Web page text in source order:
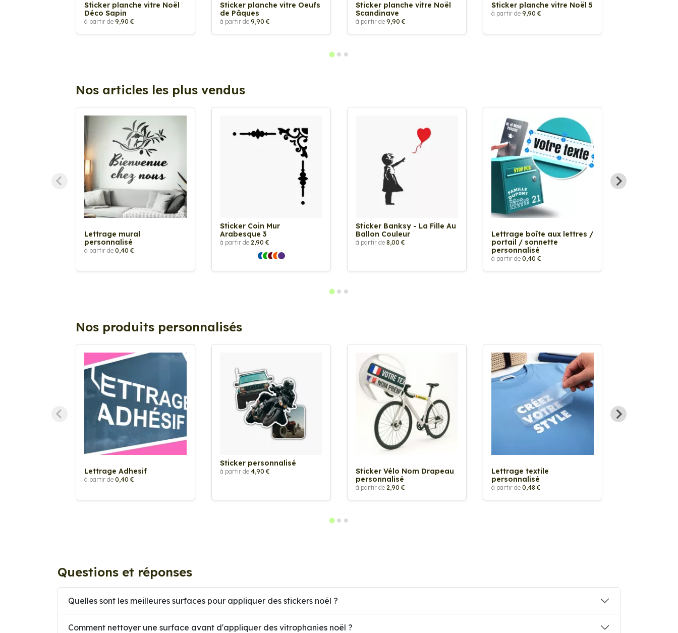
Sticker planche vitre Noël
Déco Sapin
à partir de 9,90 €
Sticker planche vitre Oeufs
de Pâques
à partir de 9,90 €
Sticker planche vitre Noël
Scandinave
à partir de 9,90 €
Sticker planche vitre Noël 5
à partir de 9,90 €
Nos articles les plus vendus
Lettrage mural
personnalisé
à partir de 0,40 €
Sticker Coin Mur
Arabesque 3
à partir de 2,90 €
Sticker Banksy - La Fille Au
Ballon Couleur
à partir de 8,00 €
Lettrage boîte aux lettres /
portail / sonnette
personnalisé
à partir de 0,40 €
Nos produits personnalisés
Lettrage Adhesif
à partir de 0,40 €
Sticker personnalisé
à partir de 4,90 €
Sticker Vélo Nom Drapeau
personnalisé
à partir de 2,90 €
Lettrage textile
personnalisé
à partir de 0,48 €
Questions et réponses
Quelles sont les meilleures surfaces pour appliquer des stickers noël ?
Comment nettoyer une surface avant d'appliquer des vitrophanies noël ?